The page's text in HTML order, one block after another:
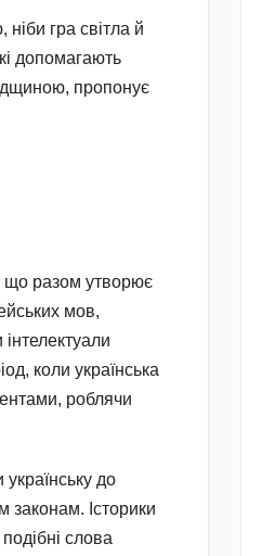
гра світла й
допомагають
пропонує
що разом утворює
мов,
коли українська
роблячи
до
законам. Історики
слова